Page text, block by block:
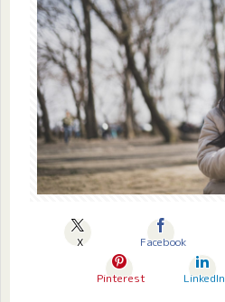
X Facebook
Pinterest LinkedIn